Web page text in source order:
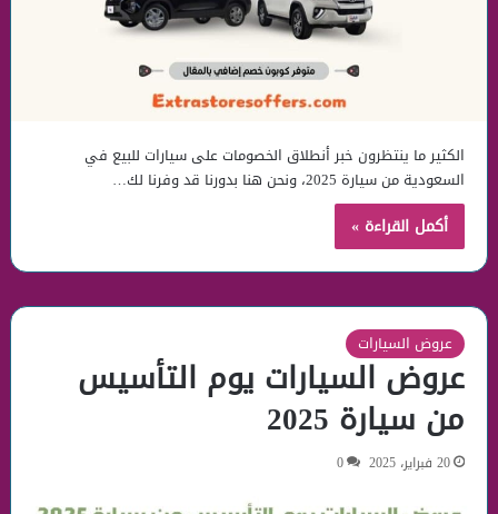
الكثير ما ينتظرون خبر أنطلاق الخصومات على سيارات للبيع في
السعودية من سيارة 2025، ونحن هنا بدورنا قد وفرنا لك…
أكمل القراءة »
عروض السيارات
عروض السيارات يوم التأسيس
من سيارة 2025
20 فبراير، 2025 0